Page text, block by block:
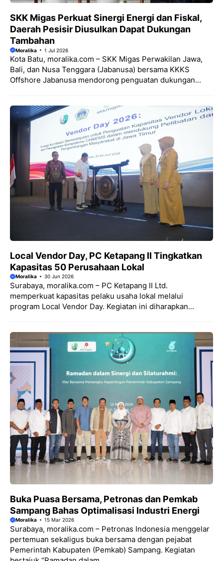
SKK Migas Perkuat Sinergi Energi dan Fiskal,
Daerah Pesisir Diusulkan Dapat Dukungan
Tambahan
Moralika 1 Jul 2026
Kota Batu, moralika.com – SKK Migas Perwakilan Jawa,
Bali, dan Nusa Tenggara (Jabanusa) bersama KKKS
Offshore Jabanusa mendorong penguatan dukungan...
Local Vendor Day, PC Ketapang II Tingkatkan
Kapasitas 50 Perusahaan Lokal
Moralika 30 Jun 2026
Surabaya, moralika.com – PC Ketapang II Ltd.
memperkuat kapasitas pelaku usaha lokal melalui
program Local Vendor Day. Kegiatan ini diharapkan...
Buka Puasa Bersama, Petronas dan Pemkab
Sampang Bahas Optimalisasi Industri Energi
Moralika 15 Mar 2026
Surabaya, moralika.com – Petronas Indonesia menggelar
pertemuan sekaligus buka bersama dengan pejabat
Pemerintah Kabupaten (Pemkab) Sampang. Kegiatan